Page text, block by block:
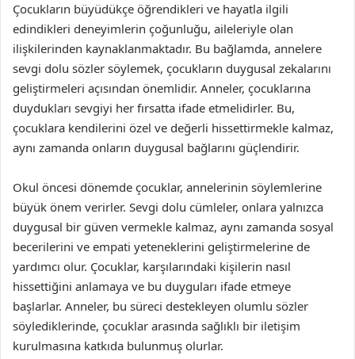
Çocukların büyüdükçe öğrendikleri ve hayatla ilgili
edindikleri deneyimlerin çoğunluğu, aileleriyle olan
ilişkilerinden kaynaklanmaktadır. Bu bağlamda, annelere
sevgi dolu sözler söylemek, çocukların duygusal zekalarını
geliştirmeleri açısından önemlidir. Anneler, çocuklarına
duydukları sevgiyi her fırsatta ifade etmelidirler. Bu,
çocuklara kendilerini özel ve değerli hissettirmekle kalmaz,
aynı zamanda onların duygusal bağlarını güçlendirir.
Okul öncesi dönemde çocuklar, annelerinin söylemlerine
büyük önem verirler. Sevgi dolu cümleler, onlara yalnızca
duygusal bir güven vermekle kalmaz, aynı zamanda sosyal
becerilerini ve empati yeteneklerini geliştirmelerine de
yardımcı olur. Çocuklar, karşılarındaki kişilerin nasıl
hissettiğini anlamaya ve bu duyguları ifade etmeye
başlarlar. Anneler, bu süreci destekleyen olumlu sözler
söylediklerinde, çocuklar arasında sağlıklı bir iletişim
kurulmasına katkıda bulunmuş olurlar.